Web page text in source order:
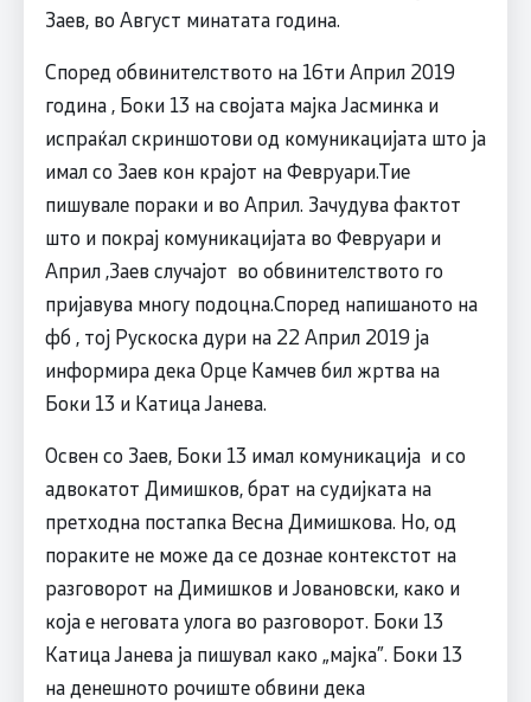
Заев, во Август минатата година.
Според обвинителството на 16ти Април 2019
година , Боки 13 на својата мајка Јасминка и
испраќал скриншотови од комуникацијата што ја
имал со Заев кон крајот на Февруари.Тие
пишувале пораки и во Април. Зачудува фактот
што и покрај комуникацијата во Февруари и
Април ,Заев случајот во обвинителството го
пријавува многу подоцна.Според напишаното на
фб , тој Рускоска дури на 22 Април 2019 ја
информира дека Орце Камчев бил жртва на
Боки 13 и Катица Јанева.
Освен со Заев, Боки 13 имал комуникација и со
адвокатот Димишков, брат на судијката на
претходна постапка Весна Димишкова. Но, од
пораките не може да се дознае контекстот на
разговорот на Димишков и Јовановски, како и
која е неговата улога во разговорот. Боки 13
Катица Јанева ја пишувал како „мајка”. Боки 13
на денешното рочиште обвини дека